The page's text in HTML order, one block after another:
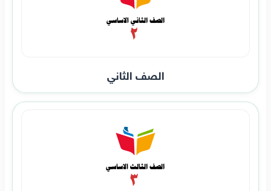
الصف الثاني